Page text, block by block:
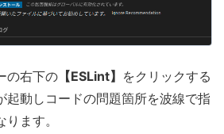
の右下の 【ESLint】 をクリックする
起動しコードの問題箇所を波線で指
ます。